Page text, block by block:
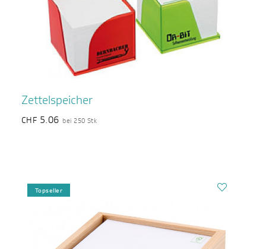
Zettelspeicher
CHF 5.06 bei 250 Stk
Topseller